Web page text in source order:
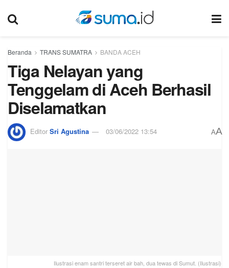
Beranda TRANS SUMATRA BANDA ACEH
Tiga Nelayan yang
Tenggelam di Aceh Berhasil
Diselamatkan
Editor Sri Agustina 03/06/2022 13:54 AA
Ilustrasi enam santri terseret air bah, dua tewas di Sumut. (Ilustrasi)